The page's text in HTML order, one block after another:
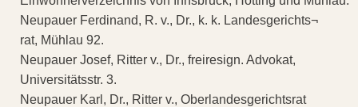
Neupauer Ferdinand, R. v., Dr., k. k. Landesgerichts¬
rat, Mühlau 92.
Neupauer Josef, Ritter v., Dr., freiresign. Advokat,
Universitätsstr. 3.
Neupauer Karl, Dr., Ritter v., Oberlandesgerichtsrat